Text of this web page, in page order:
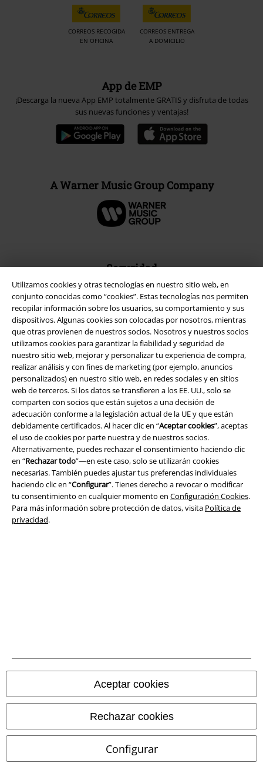
Utilizamos cookies y otras tecnologías en nuestro sitio web, en
conjunto conocidas como “cookies”. Estas tecnologías nos permiten
recopilar información sobre los usuarios, su comportamiento y sus
dispositivos. Algunas cookies son colocadas por nosotros, mientras
que otras provienen de nuestros socios. Nosotros y nuestros socios
utilizamos cookies para garantizar la fiabilidad y seguridad de
nuestro sitio web, mejorar y personalizar tu experiencia de compra,
realizar análisis y con fines de marketing (por ejemplo, anuncios
personalizados) en nuestro sitio web, en redes sociales y en sitios
web de terceros. Si los datos se transfieren a los EE. UU., solo se
comparten con socios que están sujetos a una decisión de
adecuación conforme a la legislación actual de la UE y que están
debidamente certificados. Al hacer clic en “Aceptar cookies”, aceptas
el uso de cookies por parte nuestra y de nuestros socios.
Alternativamente, puedes rechazar el consentimiento haciendo clic
en “Rechazar todo”—en este caso, solo se utilizarán cookies
necesarias. También puedes ajustar tus preferencias individuales
haciendo clic en “Configurar”. Tienes derecho a revocar o modificar
tu consentimiento en cualquier momento en Configuración Cookies.
Para más información sobre protección de datos, visita Política de
privacidad.
Aceptar cookies
Rechazar cookies
Configurar
CORREOS RECOGIDA
EN OFICINA
CORREOS ENTREGA
A DOMICILIO
App de EMP
¡Descarga la nueva App EMP totalmente GRATIS y disfruta de todas
sus nuevas funciones y ventajas!
A Warner Music Group Company
Seguridad
Legal
Términos y Condiciones
Aviso Legal
Ley protección de datos
Todos los precios incluyen el IVA pero no losgastos de transporte
© 1986-2026 E.M.P. Merchandising HGmbH
Tiendas EMP online